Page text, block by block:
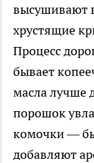
высушивают
хрустящие
Процесс
бывает
масла лучше
порошок
комочки —
добавляют